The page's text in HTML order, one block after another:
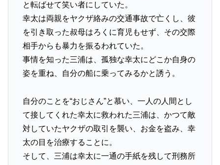
と転ばせて笑い者にしていた。
幸太は両親をヤクザ絡みの交通事故で亡くし、彼
を引き取った叔母はろくに育児もせず、その交際
相手からも暴力を振るわれていた。
事情を知った三浦は、孤独な幸太にどこか自身の
姿を重ね、自分の船に乗ってみるかと誘う。
自分のことを“おじさん”と慕い、一人の人間とし
て接してくれた幸太に救われた三浦は、かつて敵
対していたヤクザの取引を襲い、お金を盗み、幸
太の目を治療することに。
そして、三浦は幸太に一通の手紙を残して刑務所